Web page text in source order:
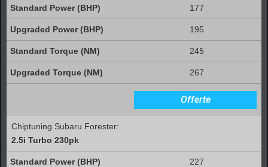
177
195
245
267
Offerte
Chiptuning Subaru Forester:
2.5i Turbo 230pk
227